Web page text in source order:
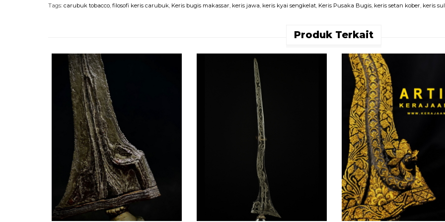
Tags: carubuk tobacco, filosofi keris carubuk, Keris bugis makassar, keris jawa, keris kyai sengkelat, Keris Pusaka Bugis, keris setan kober, keris
Produk Terkait